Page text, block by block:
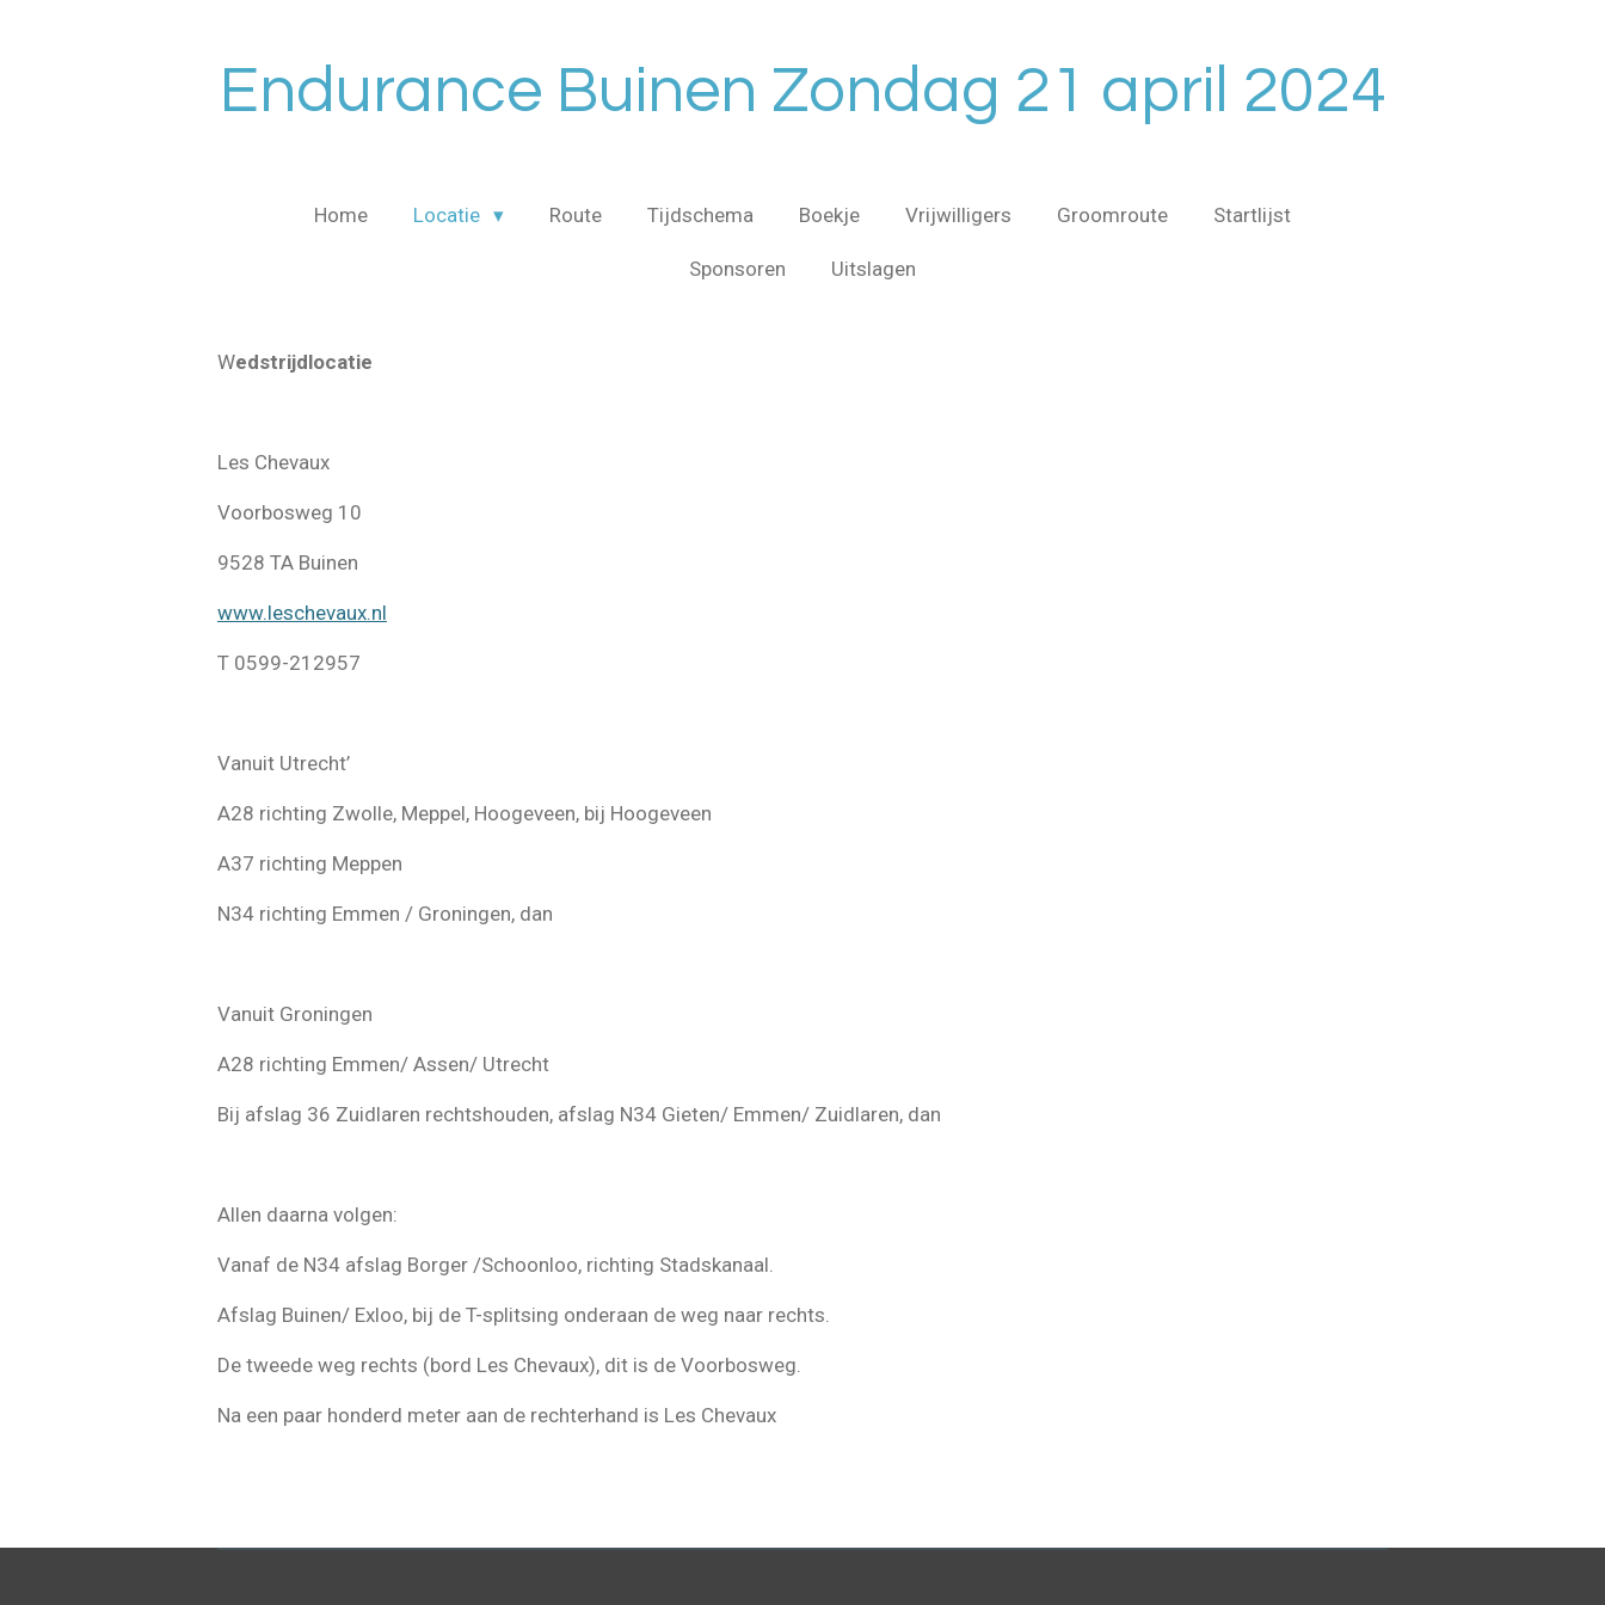
Endurance Buinen Zondag 21 april 2024
Home Locatie Route Tijdschema Boekje Vrijwilligers Groomroute Startlijst
Sponsoren Uitslagen
Wedstrijdlocatie
Les Chevaux
Voorbosweg 10
9528 TA Buinen
www.leschevaux.nl
T 0599-212957
Vanuit Utrecht’
A28 richting Zwolle, Meppel, Hoogeveen, bij Hoogeveen
A37 richting Meppen
N34 richting Emmen / Groningen, dan
Vanuit Groningen
A28 richting Emmen/ Assen/ Utrecht
Bij afslag 36 Zuidlaren rechtshouden, afslag N34 Gieten/ Emmen/ Zuidlaren, dan
Allen daarna volgen:
Vanaf de N34 afslag Borger /Schoonloo, richting Stadskanaal.
Afslag Buinen/ Exloo, bij de T-splitsing onderaan de weg naar rechts.
De tweede weg rechts (bord Les Chevaux), dit is de Voorbosweg.
Na een paar honderd meter aan de rechterhand is Les Chevaux